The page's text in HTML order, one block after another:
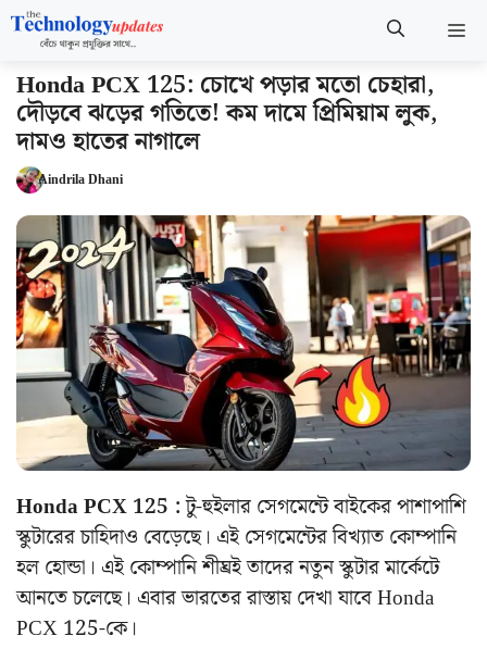
Skip
content
Honda PCX 125: চোখে পড়ার মতো চেহারা,
দৌড়বে ঝড়ের গতিতে! কম দামে প্রিমিয়াম লুক,
দামও হাতের নাগালে
Aindrila Dhani
Honda PCX 125 :টু-হুইলার সেগমেন্টে বাইকের পাশাপাশি
স্কুটারের চাহিদাও বেড়েছে। এই সেগমেন্টের বিখ্যাত কোম্পানি
হল হোন্ডা। এই কোম্পানি শীঘ্রই তাদের নতুন স্কুটার মার্কেটে
আনতে চলেছে। এবার ভারতের রাস্তায় দেখা যাবে Honda
PCX 125-কে।